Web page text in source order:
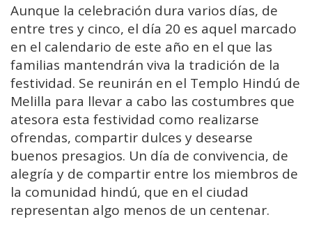
Aunque la celebración dura varios días, de
entre tres y cinco, el día 20 es aquel marcado
en el calendario de este año en el que las
familias mantendrán viva la tradición de la
festividad. Se reunirán en el Templo Hindú de
Melilla para llevar a cabo las costumbres que
atesora esta festividad como realizarse
ofrendas, compartir dulces y desearse
buenos presagios. Un día de convivencia, de
alegría y de compartir entre los miembros de
la comunidad hindú, que en el ciudad
representan algo menos de un centenar.